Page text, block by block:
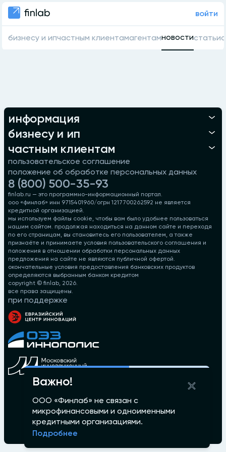
войти
бизнесу и ипчастным клиентамагентамновостистатьи
информация
бизнесу и ип
частным клиентам
пользовательское соглашение
положение об обработке персональных данных
8 (800) 500-35-93
finlab.ru — это программно-информационный портал.
ооо «финлаб» инн 9715401960/огрн 1217700262592 не является
кредитной организацией.
мы используем файлы cookie, чтобы вам было удобнее пользоваться
нашим сайтом. продолжая находиться на данном сайте и переходя
по его страницам, вы становитесь его пользователем, а также
признаёте и принимаете условия пользовательского соглашения и
положения в отношении обработки персональных данных
предложения на сайте не являются публичной офертой.
окончательные условия предоставления банковских продуктов
определяются выбранным банком кредитом
copyright © finlab, 2026.
все права защищены.
при поддержке
Важно!
ООО «Финлаб» не связан с
микрофинансовыми и одноименными
кредитными организациями.
Подробнее